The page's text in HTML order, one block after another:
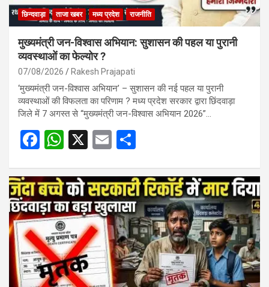
छिन्दवाड़ा ताजा खबर मध्य प्रदेश राजनीति
मुख्यमंत्री जन-विश्वास अभियान: सुशासन की पहल या पुरानी
व्यवस्थाओं का फेल्योर ?
07/08/2026 Rakesh Prajapati
‘मुख्यमंत्री जन-विश्वास अभियान’ – सुशासन की नई पहल या पुरानी
व्यवस्थाओं की विफलता का परिणाम ? मध्य प्रदेश सरकार द्वारा छिंदवाड़ा
जिले में 7 अगस्त से “मुख्यमंत्री जन-विश्वास अभियान 2026”…
F
ce
b
o
o
k
W
at
s
A
p
p
X
E
ail ar
e